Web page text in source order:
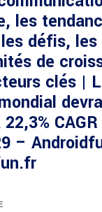
les
défis, les
de
clés |
–